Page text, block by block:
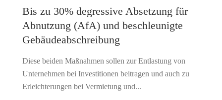
Bis zu 30% degressive Absetzung für
Abnutzung (AfA) und beschleunigte
Gebäudeabschreibung
Diese beiden Maßnahmen sollen zur Entlastung von
Unternehmen bei Investitionen beitragen und auch zu
Erleichterungen bei Vermietung und...